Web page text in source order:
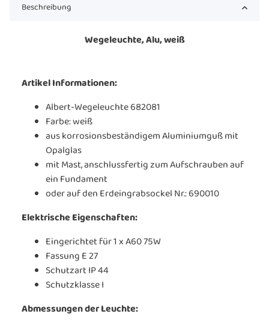
Beschreibung
Wegeleuchte, Alu, weiß
Artikel Informationen:
Albert-Wegeleuchte 682081
Farbe: weiß
aus korrosionsbeständigem Aluminiumguß mit
Opalglas
mit Mast, anschlussfertig zum Aufschrauben auf
ein Fundament
oder auf den Erdeingrabsockel Nr.: 690010
Elektrische Eigenschaften:
Eingerichtet für 1 x A60 75W
Fassung E 27
Schutzart IP 44
Schutzklasse I
Abmessungen der Leuchte: